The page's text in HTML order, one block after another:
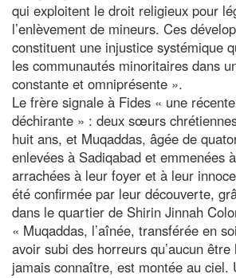
qui exploitent le droit religieux pour
l’enlèvement de mineurs. Ces
constituent une injustice systémique
les communautés minoritaires dans
constante et omniprésente ».
Le frère signale à Fides « une
déchirante » : deux sœurs
huit ans, et Muqaddas, âgée de
enlevées à Sadiqabad et emmenées
arrachées à leur foyer et à leur
été confirmée par leur découverte,
dans le quartier de Shirin Jinnah
« Muqaddas, l’aînée, transférée en
avoir subi des horreurs qu’aucun
jamais connaître, est montée au ciel.